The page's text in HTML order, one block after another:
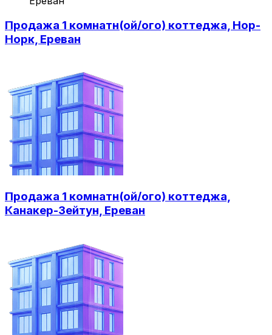
Продажа 1 комнатн(ой/ого) коттеджа, Нор-
Норк, Ереван
Продажа 1 комнатн(ой/ого) коттеджа,
Канакер-Зейтун, Ереван